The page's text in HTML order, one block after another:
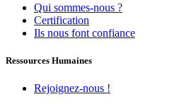
Qui sommes-nous ?
Certification
Ils nous font confiance
Ressources Humaines
Rejoignez-nous !